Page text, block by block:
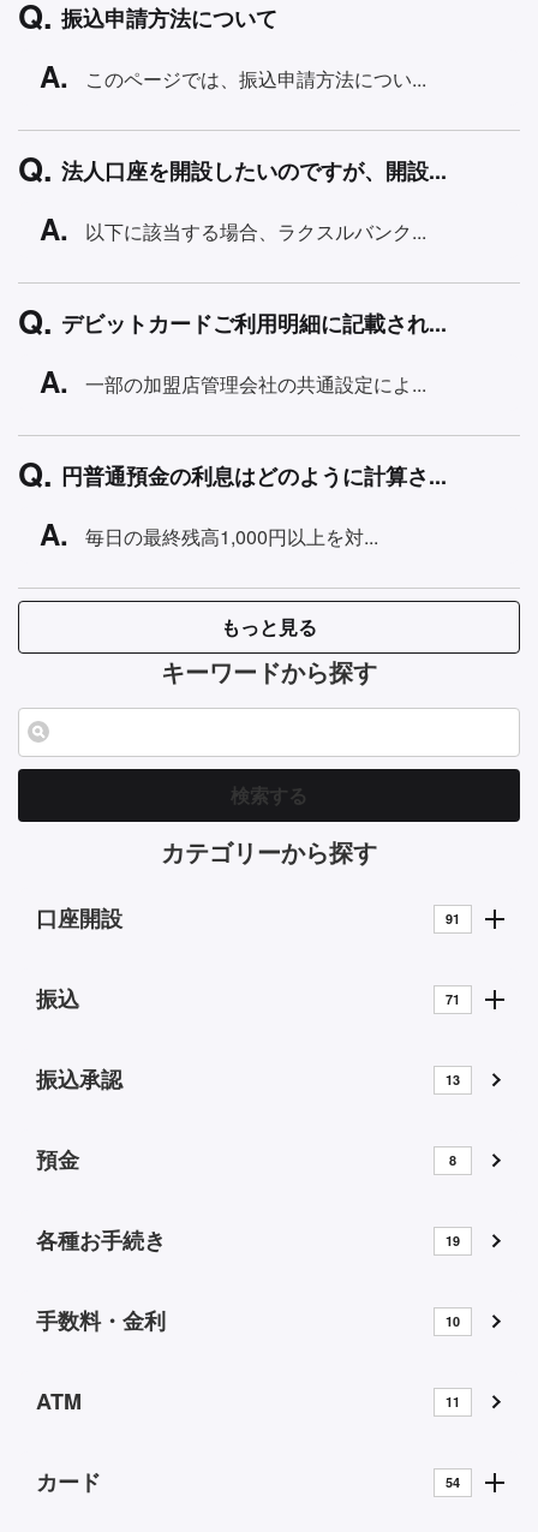
振込申請方法について
このページでは、振込申請方法につい...
法人口座を開設したいのですが、開設...
以下に該当する場合、ラクスルバンク...
デビットカードご利用明細に記載され...
一部の加盟店管理会社の共通設定によ...
円普通預金の利息はどのように計算さ...
毎日の最終残高1,000円以上を対...
もっと見る
キーワードから探す
検索する
カテゴリーから探す
口座開設 91
振込 71
振込承認 13
預金 8
各種お手続き 19
手数料・金利 10
ATM 11
カード 54